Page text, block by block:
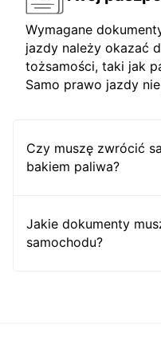
Wymagane
jazdy należy okazać
tożsamości, taki jak
Samo prawo jazdy
Czy muszę zwrócić
bakiem paliwa?
Jakie dokumenty
samochodu?